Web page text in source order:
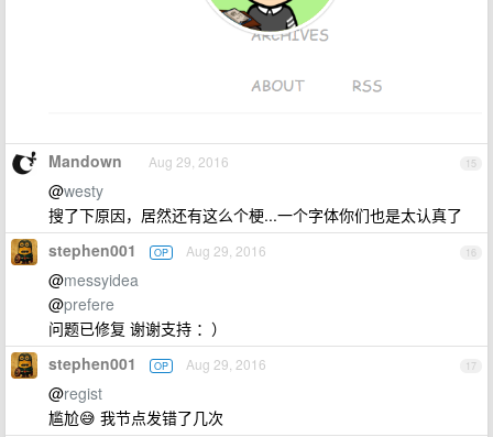
15
Mandown Aug 29, 2016
@westy
搜了下原因，居然还有这么个梗...一个字体你们也是太认真了
16
stephen001 OP Aug 29, 2016
@messyidea
@prefere
问题已修复 谢谢支持 ：）
17
stephen001 OP Aug 29, 2016
@regist
尴尬😅 我节点发错了几次